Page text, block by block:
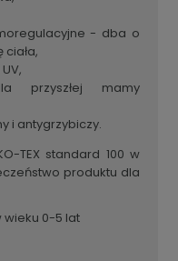
- dba o
przyszłej mamy
i antygrzybiczy.
TEX standard 100 w
produktu dla
wieku 0-5 lat